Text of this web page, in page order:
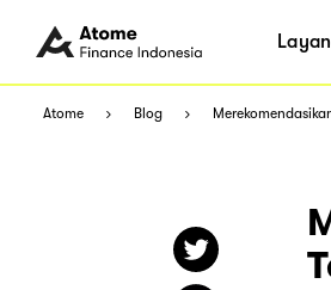
Atome Blog